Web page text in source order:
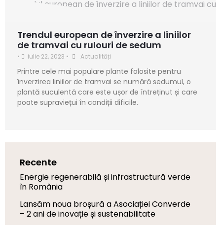
Trendul european de înverzire a liniilor
de tramvai cu rulouri de sedum
• iulie 22, 2023 • Actualități
Printre cele mai populare plante folosite pentru
înverzirea liniilor de tramvai se numără sedumul, o
plantă suculentă care este ușor de întreținut și care
poate supraviețui în condiții dificile.
Recente
Energie regenerabilă și infrastructură verde
în România
Lansăm noua broșură a Asociației Converde
– 2 ani de inovație și sustenabilitate